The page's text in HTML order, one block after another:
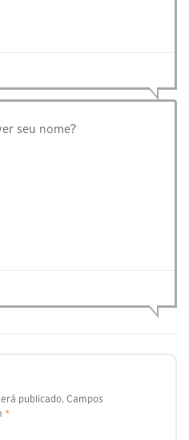
seu nome?
publicado. Campos
*